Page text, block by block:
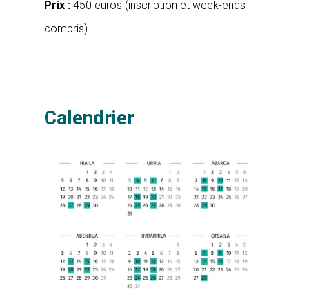
Prix : 450 euros (inscription et week-ends
compris)
Calendrier